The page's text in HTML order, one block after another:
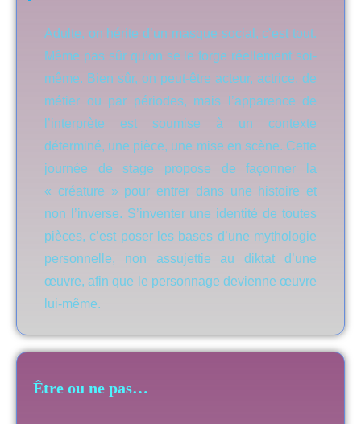
Adulte, on hérite d’un masque social, c’est tout.
Même pas sûr qu’on se le forge réellement soi-
même. Bien sûr, on peut-être acteur, actrice, de
métier ou par périodes, mais l’apparence de
l’interprète est soumise à un contexte
déterminé, une pièce, une mise en scène. Cette
journée de stage propose de façonner la
« créature » pour entrer dans une histoire et
non l’inverse. S’inventer une identité de toutes
pièces, c’est poser les bases d’une mythologie
personnelle, non assujettie au diktat d’une
œuvre, afin que le personnage devienne œuvre
lui-même.
Être ou ne pas…